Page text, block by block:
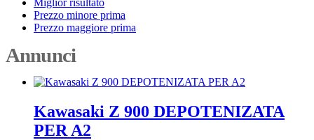
Miglior risultato
Prezzo minore prima
Prezzo maggiore prima
Annunci
Kawasaki Z 900 DEPOTENIZATA
PER A2